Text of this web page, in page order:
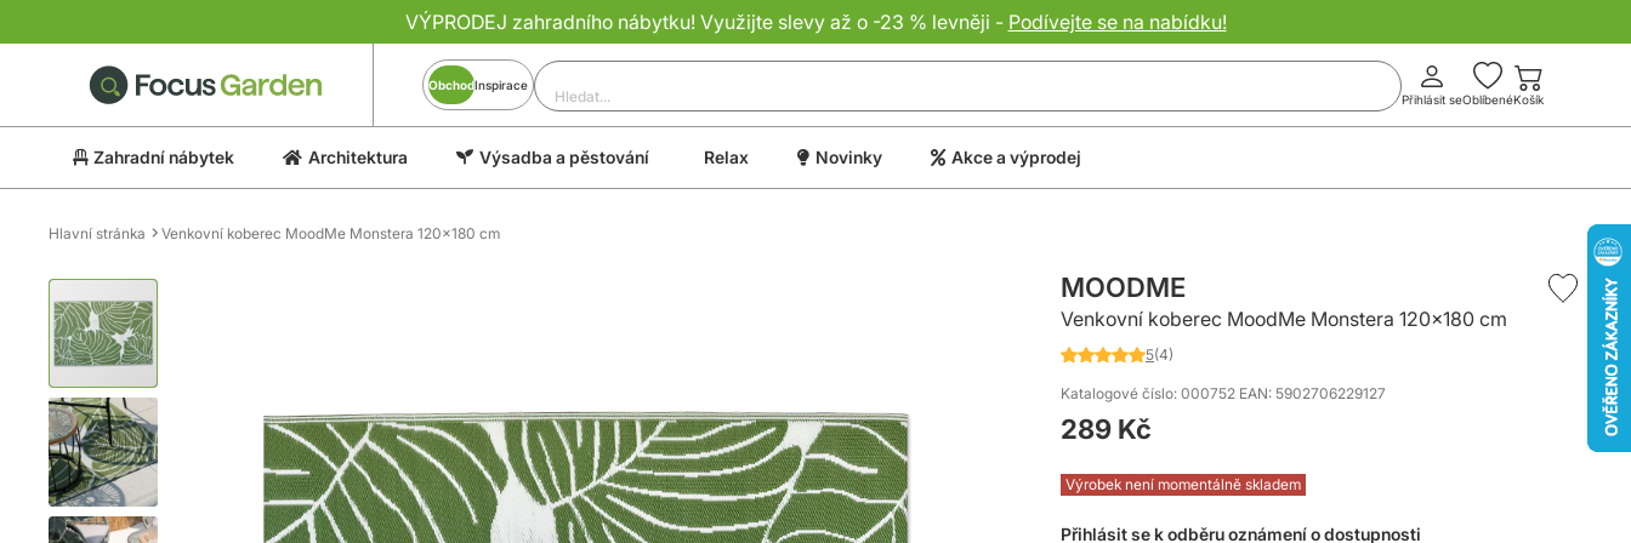
VÝPRODEJ zahradního nábytku! Využijte slevy až o -23 % levněji - Podívejte se na nabídku!
ObchodInspirace
Přihlásit seOblíbenéKošík
Zahradní nábytek Architektura Výsadba a pěstování Relax Novinky Akce a výprodej
Hlavní stránka Venkovní koberec MoodMe Monstera 120x180 cm
Přeskočit
na
konec
galerie
obrázky
MOODME
Venkovní koberec MoodMe Monstera 120x180 cm
Hodnocení:
of
100
5(4)
Katalogové číslo: 000752 EAN: 5902706229127
289 Kč
Výrobek není momentálně skladem
Přihlásit se k odběru oznámení o dostupnosti